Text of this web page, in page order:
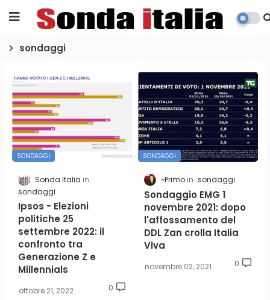
sondaggi
SONDAGGI
Sonda Italia
sondaggi
Ipsos - Elezioni
politiche 25
settembre 2022: il
confronto tra
Generazione Z e
Millennials
ottobre 21, 2022 0
SONDAGGI
~Primo sondaggi
Sondaggio EMG 1
novembre 2021: dopo
l'affossamento del
DDL Zan crolla Italia
Viva
novembre 02, 2021 0